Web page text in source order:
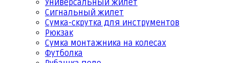
Универсальный жилет
Сигнальный жилет
Сумка-скрутка для инструментов
Рюкзак
Сумка монтажника на колесах
Футболка